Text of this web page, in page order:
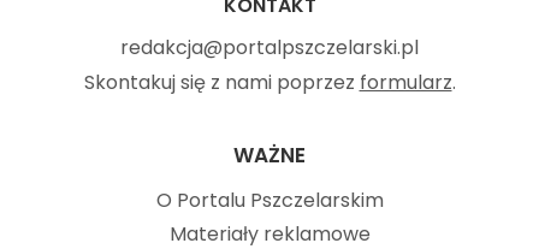
redakcja@portalpszczelarski.pl
Skontakuj się z nami poprzez formularz.
WAŻNE
O Portalu Pszczelarskim
Materiały reklamowe